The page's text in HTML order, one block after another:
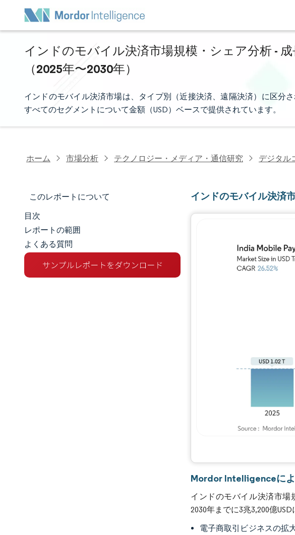
インドのモバイル決済市場規模・シェア分析 -
（2025年〜2030年）
インドのモバイル決済市場は、タイプ別（近接決済、遠隔決済）に区分
すべてのセグメントについて金額（USD）ベースで提供されています。
ホーム 市場分析 テクノロジー・メディア・通信研究 デジタル
このレポートについて
マーケットスナップショット
市場概要
主な市場動向
目次
レポートの範囲
よくある質問
インドのモバイル決済
Mordor Intelligenceに
インドのモバイル決済市場
2030年までに3兆3,200億
電子商取引ビジネスの拡